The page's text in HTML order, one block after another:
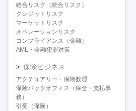
総合リスク（統合リスク）
クレジットリスク
マーケットリスク
オペレーションリスク
コンプライアンス（金融）
AML・金融犯罪対策
保険ビジネス
アクチュアリー・保険数理
保険バックオフィス（保全・支払事
務）
引受（保険）